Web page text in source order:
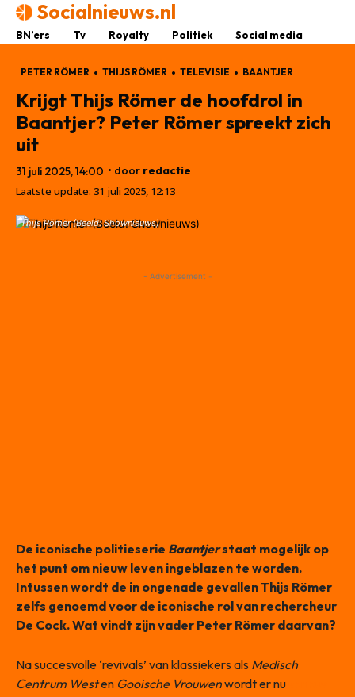
Socialnieuws.nl
BN’ers Tv Royalty Politiek Social media
PETER RÖMER THIJS RÖMER TELEVISIE BAANTJER
Krijgt Thijs Römer de hoofdrol in
Baantjer? Peter Römer spreekt zich
uit
31 juli 2025, 14:00 • door redactie
Laatste update: 31 juli 2025, 12:13
Thijs Römer (Beeld: Shownieuws)
- Advertisement -
De iconische politieserie Baantjerstaat mogelijk op
het punt om nieuw leven ingeblazen te worden.
Intussen wordt de in ongenade gevallen Thijs Römer
zelfs genoemd voor de iconische rol van rechercheur
De Cock. Wat vindt zijn vader Peter Römer daarvan?
Na succesvolle ‘revivals’ van klassiekers als Medisch
Centrum Westen Gooische Vrouwenwordt er nu